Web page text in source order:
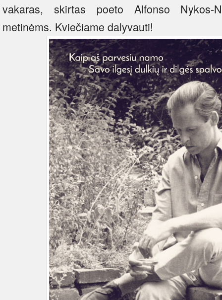
vakaras, skirtas poeto Alfonso Nykos-
metinėms. Kviečiame dalyvauti!